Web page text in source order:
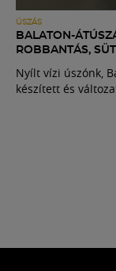
ÚSZÁS
BALATON-
ROBBANTÁS, SÜTI
Nyílt vízi úszónk,
készített és